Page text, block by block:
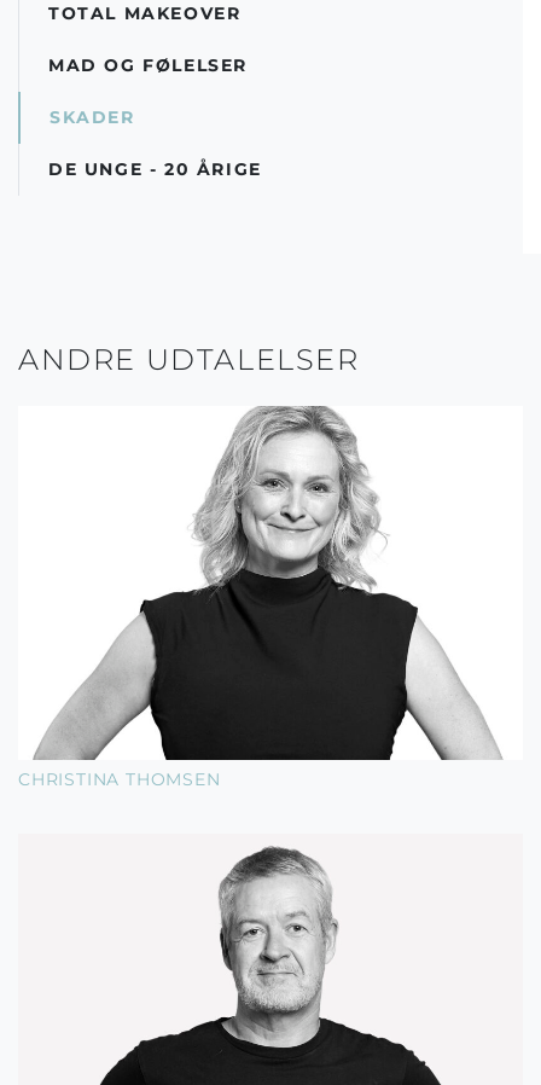
TOTAL MAKEOVER
MAD OG FØLELSER
SKADER
DE UNGE - 20 ÅRIGE
ANDRE UDTALELSER
CHRISTINA THOMSEN